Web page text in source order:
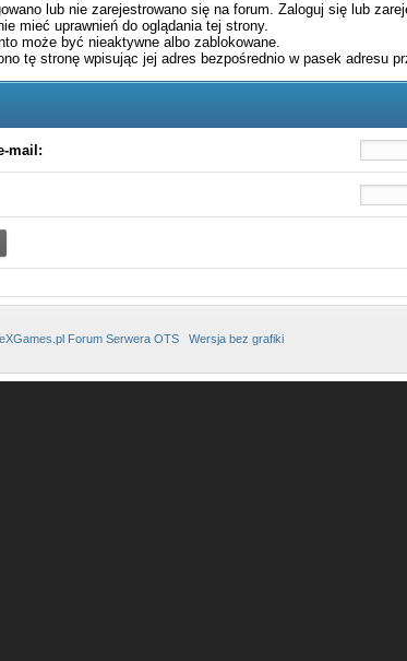
lub nie zarejestrowano się na forum. Zaloguj się lub
mieć uprawnień do oglądania tej strony.
może być nieaktywne albo zablokowane.
tę stronę wpisując jej adres bezpośrednio w pasek adresu
mail:
Forum Serwera OTS Wersja bez grafiki